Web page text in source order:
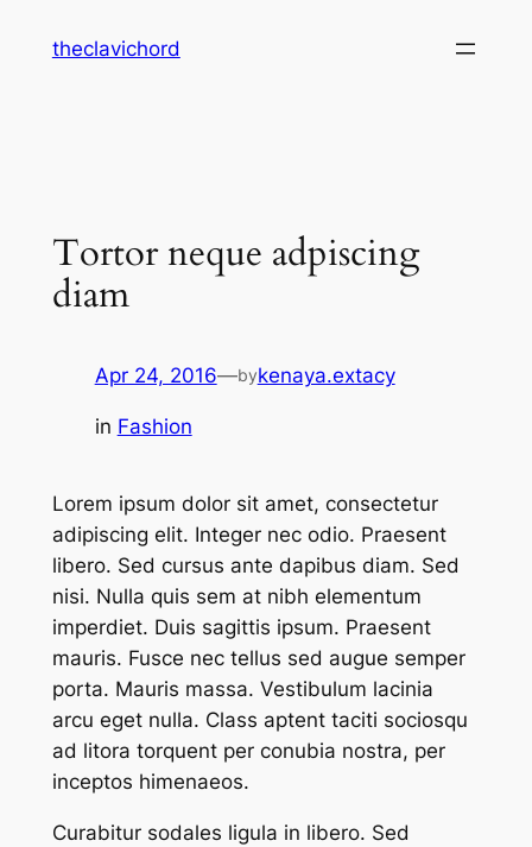
theclavichord
Tortor neque adpiscing
diam
Apr 24, 2016—bykenaya.extacy
in Fashion
Lorem ipsum dolor sit amet, consectetur
adipiscing elit. Integer nec odio. Praesent
libero. Sed cursus ante dapibus diam. Sed
nisi. Nulla quis sem at nibh elementum
imperdiet. Duis sagittis ipsum. Praesent
mauris. Fusce nec tellus sed augue semper
porta. Mauris massa. Vestibulum lacinia
arcu eget nulla. Class aptent taciti sociosqu
ad litora torquent per conubia nostra, per
inceptos himenaeos.
Curabitur sodales ligula in libero. Sed